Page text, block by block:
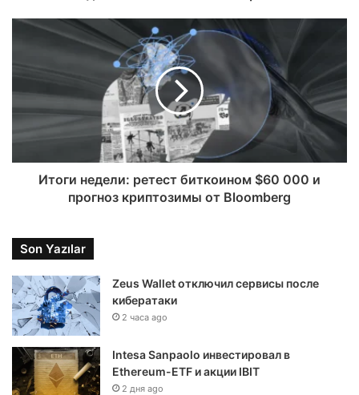
Итоги недели: ретест биткоином $60 000 и
прогноз криптозимы от Bloomberg
Son Yazılar
Zeus Wallet отключил сервисы после
кибератаки
2 часа ago
Intesa Sanpaolo инвестировал в
Ethereum-ETF и акции IBIT
2 дня ago